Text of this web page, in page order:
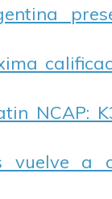
NCAP:
vuelve a